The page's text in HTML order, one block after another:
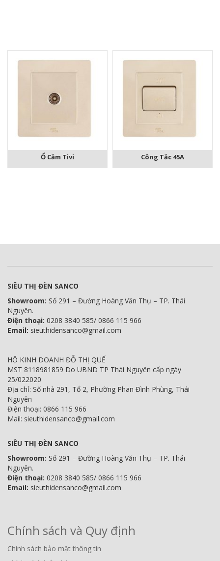
Ổ Cắm Tivi Công Tắc 45A
SIÊU THỊ ĐÈN SANCO
Showroom: Số 291 – Đường Hoàng Văn Thụ – TP. Thái
Nguyên.
Điện thoại: 0208 3840 585/ 0866 115 966
Email: sieuthidensanco@gmail.com
HỘ KINH DOANH ĐỖ THỊ QUẾ
MST 8118981859 Do UBND TP Thái Nguyên cấp ngày
25/022020
Địa chỉ: Số nhà 291, Tổ 2, Phường Phan Đình Phùng, Thái
Nguyên
Điện thoại: 0866 115 966
Mail: sieuthidensanco@gmail.com
SIÊU THỊ ĐÈN SANCO
Showroom: Số 291 – Đường Hoàng Văn Thụ – TP. Thái
Nguyên.
Điện thoại: 0208 3840 585/ 0866 115 966
Email: sieuthidensanco@gmail.com
Chính sách và Quy định
Chính sách bảo mật thông tin